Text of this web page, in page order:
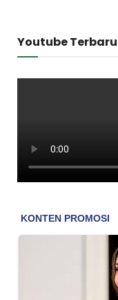
Youtube Terbaru